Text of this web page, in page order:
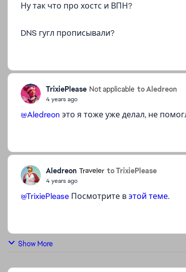
Ну так что про хостс и ВПН?
DNS гугл прописывали?
TrixiePlease Not applicable to Aledreon
4 years ago
@Aledreon это я тоже уже делал, не
Aledreon Traveler to TrixiePlease
4 years ago
@TrixiePlease Посмотрите вэтой теме.
Show More